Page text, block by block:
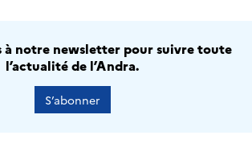
à notre newsletter pour suivre toute
l’actualité de l’Andra.
S’abonner